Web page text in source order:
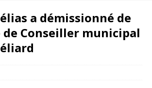
a démissionné de
de Conseiller municipal